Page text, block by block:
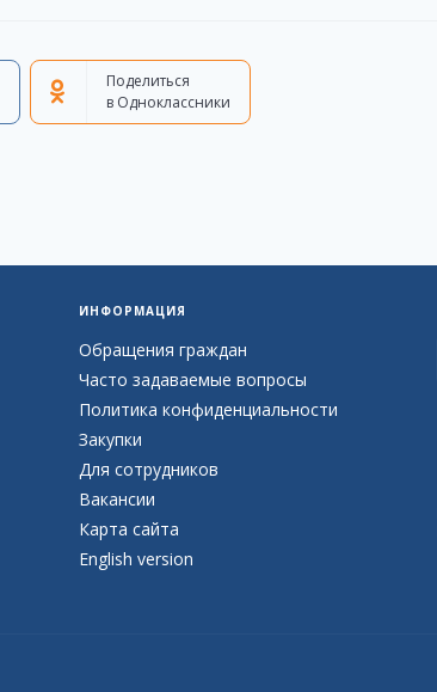
Поделиться
в Одноклассники
ИНФОРМАЦИЯ
Обращения граждан
Часто задаваемые вопросы
Политика конфиденциальности
Закупки
Для сотрудников
Вакансии
Карта сайта
English version